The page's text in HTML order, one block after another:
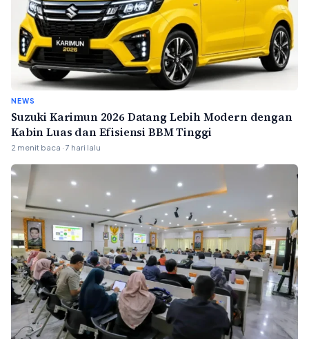
NEWS
Suzuki Karimun 2026 Datang Lebih Modern dengan
Kabin Luas dan Efisiensi BBM Tinggi
2 menit baca · 7 hari lalu